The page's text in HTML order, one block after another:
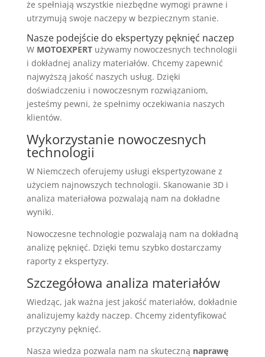
że spełniają wszystkie niezbędne wymogi prawne i
utrzymują swoje naczepy w bezpiecznym stanie.
Nasze podejście do ekspertyzy pęknięć naczep
W MOTOEXPERTużywamy nowoczesnych technologii
i dokładnej analizy materiałów. Chcemy zapewnić
najwyższą jakość naszych usług. Dzięki
doświadczeniu i nowoczesnym rozwiązaniom,
jesteśmy pewni, że spełnimy oczekiwania naszych
klientów.
Wykorzystanie nowoczesnych
technologii
W Niemczech oferujemy usługi ekspertyzowane z
użyciem najnowszych technologii. Skanowanie 3D i
analiza materiałowa pozwalają nam na dokładne
wyniki.
Nowoczesne technologie pozwalają nam na dokładną
analizę pęknięć. Dzięki temu szybko dostarczamy
raporty z ekspertyzy.
Szczegółowa analiza materiałów
Wiedząc, jak ważna jest jakość materiałów, dokładnie
analizujemy każdy naczep. Chcemy zidentyfikować
przyczyny pęknięć.
Nasza wiedza pozwala nam na skuteczną naprawę